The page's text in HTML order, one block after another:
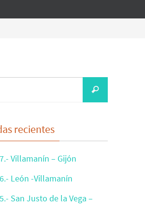
Buscar
recientes
Villamanín – Gijón
León -Villamanín
San Justo de la Vega –